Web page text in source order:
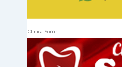
Clinica Sorrir+